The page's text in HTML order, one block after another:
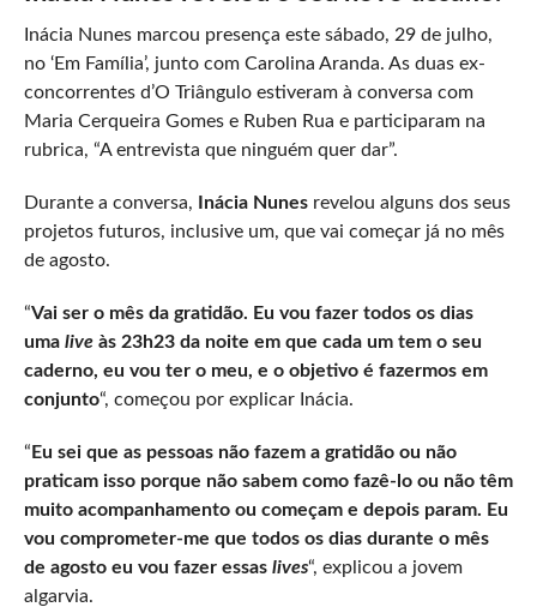
Inácia Nunes marcou presença este sábado, 29 de julho,
no ‘Em Família’, junto com Carolina Aranda. As duas ex-
concorrentes d’O Triângulo estiveram à conversa com
Maria Cerqueira Gomes e Ruben Rua e participaram na
rubrica, “A entrevista que ninguém quer dar”.
Durante a conversa, Inácia Nunes revelou alguns dos seus
projetos futuros, inclusive um, que vai começar já no mês
de agosto.
“Vai ser o mês da gratidão. Eu vou fazer todos os dias
uma liveàs 23h23 da noite em que cada um tem o seu
caderno, eu vou ter o meu, e o objetivo é fazermos em
conjunto“, começou por explicar Inácia.
“ Eu sei que as pessoas não fazem a gratidão ou não
praticam isso porque não sabem como fazê-lo ou não têm
muito acompanhamento ou começam e depois param. Eu
vou comprometer-me que todos os dias durante o mês
de agosto eu vou fazer essas lives“, explicou a jovem
algarvia.